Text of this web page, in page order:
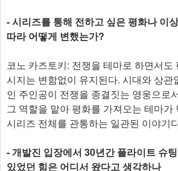
- 시리즈를 통해 전하고 싶은 평화나 이
따라 어떻게 변했는가?
코노 카즈토키: 전쟁을 테마로 하면서도
시지는 변함없이 유지된다. 시대와 상관
인 주인공이 전쟁을 종결짓는 영웅으로
그 역할을 맡아 평화를 가져오는 테마가
시리즈 전체를 관통하는 일관된 이야기
- 개발진 입장에서 30년간 플라이트 슈
있었던 힘은 어디서 왔다고 생각하나